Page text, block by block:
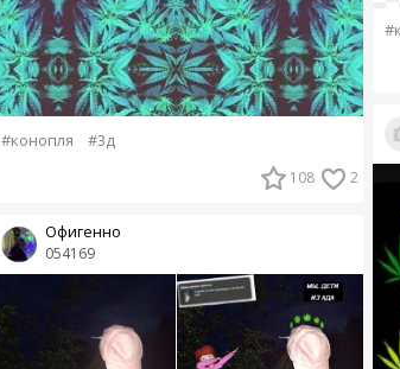
#конопля #3д
108 2
054169
Офигенно